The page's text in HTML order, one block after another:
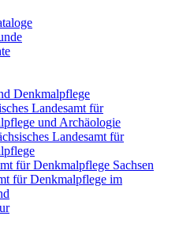
Denkmalpflege
Landesamt für
und Archäologie
Landesamt für
für Denkmalpflege Sachsen
für Denkmalpflege im